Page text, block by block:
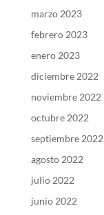
marzo 2023
febrero 2023
enero 2023
diciembre 2022
noviembre 2022
octubre 2022
septiembre 2022
agosto 2022
julio 2022
junio 2022